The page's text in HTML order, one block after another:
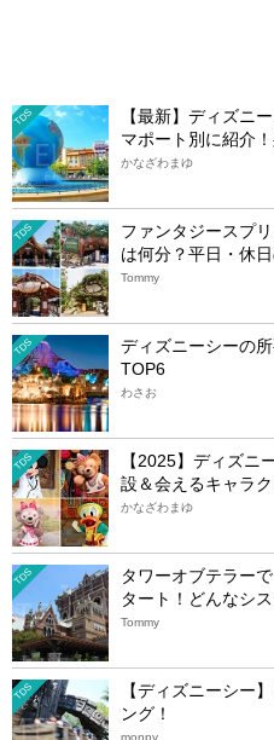
TDS
【最新】ディズニ
マポート別に紹介
かなざわまゆ
TDS
ファンタジースプ
は何分？平日・休
Tommy
TDS
ディズニーシーの
TOP6
わさお
TDS
【2025】ディズニ
設＆会えるキャラク
かなざわまゆ
TDS
タワーオブテラー
タート！どんなシ
Tommy
TDS
【ディズニーシー
ング！
monpy